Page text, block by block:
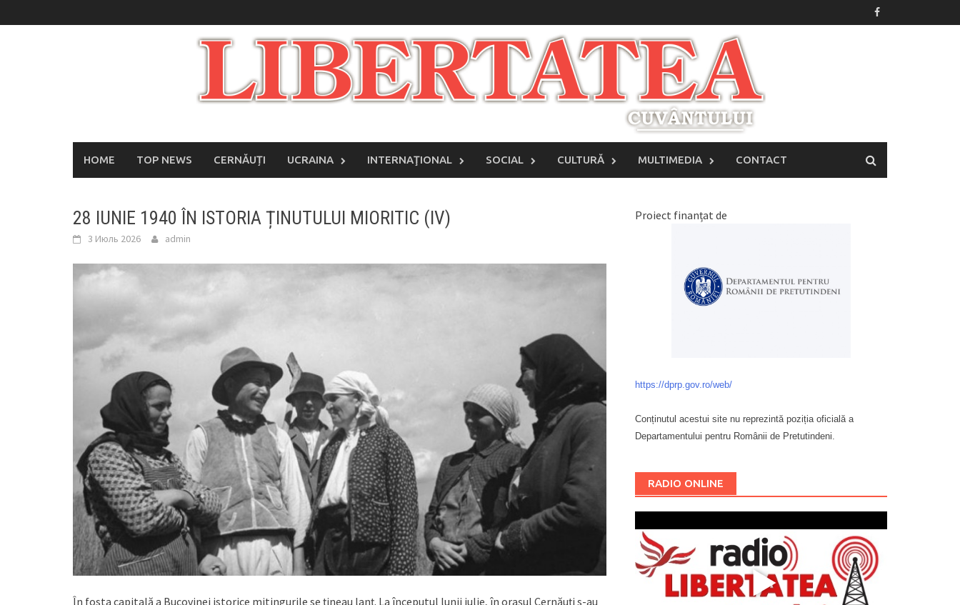
to
HOME TOP NEWS CERNĂUȚI UCRAINA INTERNAŢIONAL SOCIAL CULTURĂ MULTIMEDIA CONTACT
28 IUNIE 1940 ÎN ISTORIA ȚINUTULUI MIORITIC (IV)
3 Июль 2026 admin
În fosta capitală a Bucovinei istorice mitingurile se ţineau lanţ. La începutul lunii iulie, în oraşul Cernăuţi s-au
Proiect finanțat de
https://dprp.gov.ro/web/
Conținutul acestui site nu reprezintă poziția oficială a
Departamentului pentru Românii de Pretutindeni.
RADIO ONLINE